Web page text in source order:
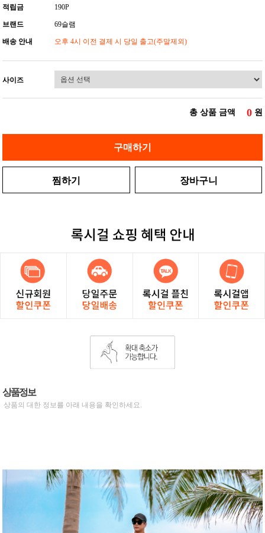
적립금 190P
브랜드 69슬램
배송 안내 오후 4시 이전 결제 시 당일 출고(주말제외)
사이즈
총 상품 금액 0 원
구매하기
찜하기 장바구니
상품정보
상품의 대한 정보를 아래 내용을 확인하세요.